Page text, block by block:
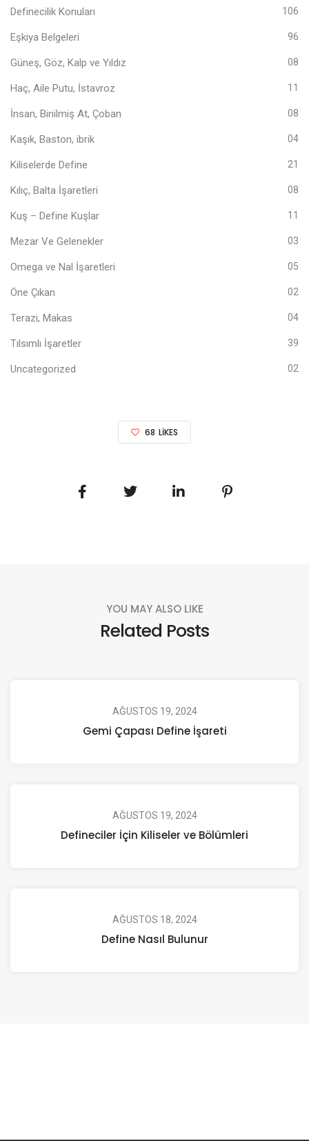
Definecilik Konuları 106
Eşkiya Belgeleri 96
Güneş, Göz, Kalp ve Yıldız 08
Haç, Aile Putu, İstavroz 11
İnsan, Binilmiş At, Çoban 08
Kaşık, Baston, ibrik 04
Kiliselerde Define 21
Kılıç, Balta İşaretleri 08
Kuş – Define Kuşlar 11
Mezar Ve Gelenekler 03
Omega ve Nal İşaretleri 05
Öne Çıkan 02
Terazi, Makas 04
Tılsımlı İşaretler 39
Uncategorized 02
68 LIKES
YOU MAY ALSO LIKE
Related Posts
AĞUSTOS 19, 2024
Gemi Çapası Define İşareti
AĞUSTOS 19, 2024
Defineciler İçin Kiliseler ve Bölümleri
AĞUSTOS 18, 2024
Define Nasıl Bulunur